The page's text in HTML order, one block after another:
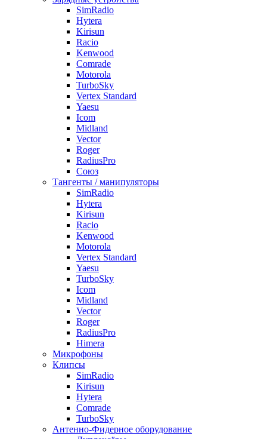
SimRadio
Hytera
Kirisun
Racio
Kenwood
Comrade
Motorola
TurboSky
Vertex Standard
Yaesu
Icom
Midland
Vector
Roger
RadiusPro
Союз
Тангенты / манипуляторы
SimRadio
Hytera
Kirisun
Racio
Kenwood
Motorola
Vertex Standard
Yaesu
TurboSky
Icom
Midland
Vector
Roger
RadiusPro
Himera
Микрофоны
Клипсы
SimRadio
Kirisun
Hytera
Comrade
TurboSky
Антенно-Фидерное оборудование